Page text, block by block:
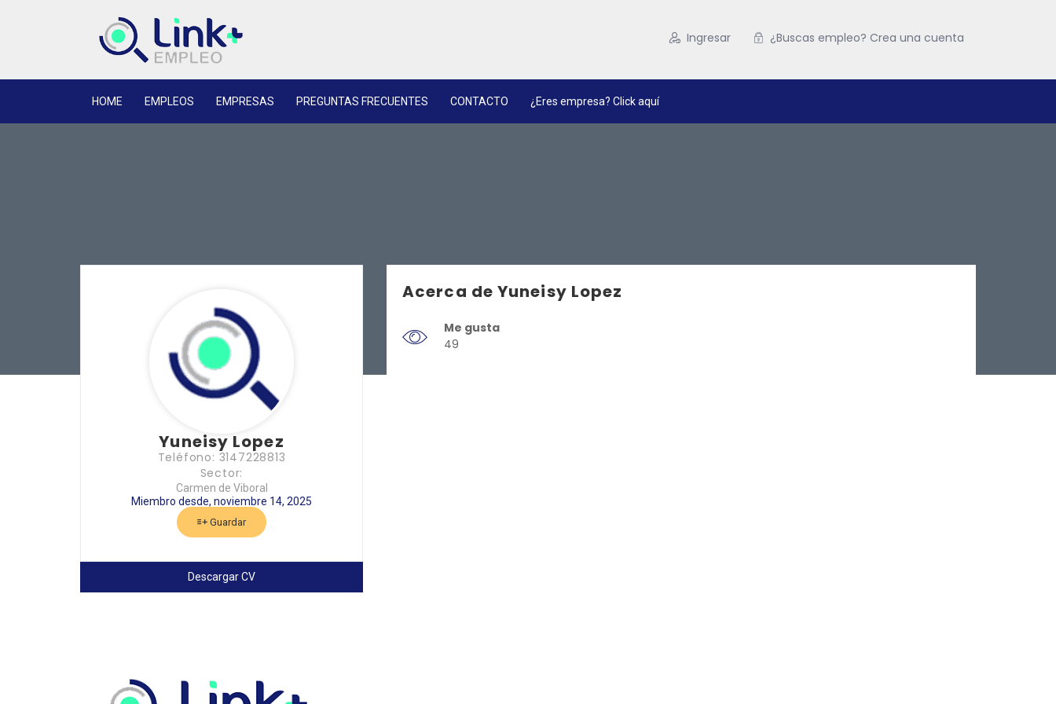
Ingresar ¿Buscas empleo? Crea una cuenta
HOME EMPLEOS EMPRESAS PREGUNTAS FRECUENTES CONTACTO ¿Eres empresa? Click aquí
Yuneisy Lopez
Teléfono: 3147228813
Sector:
Carmen de Viboral
Miembro desde, noviembre 14, 2025
Guardar
Descargar CV
Acerca de Yuneisy Lopez
Me gusta
49